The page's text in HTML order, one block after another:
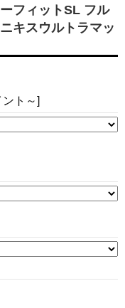
フィットSL フル
キスウルトラマッ
ト～]